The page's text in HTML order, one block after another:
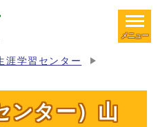
メニュー
涯学習センター
ンター）山